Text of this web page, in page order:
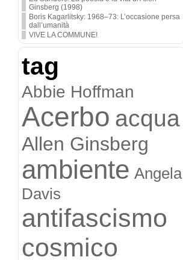
Ginsberg (1998)
Boris Kagarlitsky: 1968–73: L’occasione persa
dall’umanità
VIVE LA COMMUNE!
tag
Abbie Hoffman
Acerbo acqua
Allen Ginsberg
ambiente Angela
Davis
antifascismo
cosmico